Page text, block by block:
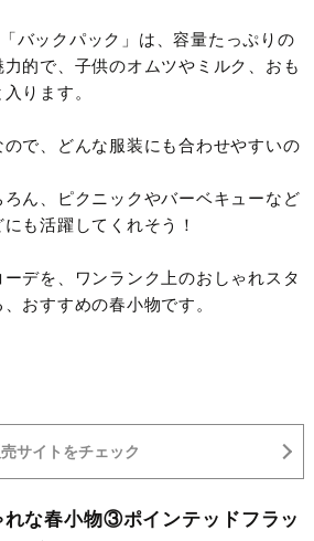
バックパック」は、容量たっぷりの
的で、子供のオムツやミルク、おも
ります。
で、どんな服装にも合わせやすいの
ん、ピクニックやバーベキューなど
も活躍してくれそう！
デを、ワンランク上のおしゃれスタ
おすすめの春小物です。
売サイトをチェック
な春小物③ポインテッドフラッ